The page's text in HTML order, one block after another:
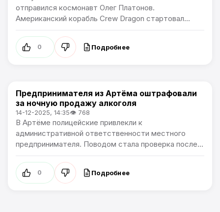
отправился космонавт Олег Платонов.
Американский корабль Crew Dragon стартовал...
0 Подробнее
Общество
Предпринимателя из Артёма оштрафовали
за ночную продажу алкоголя
14-12-2025, 14:35👁 768
В Артёме полицейские привлекли к
административной ответственности местного
предпринимателя. Поводом стала проверка после...
0 Подробнее